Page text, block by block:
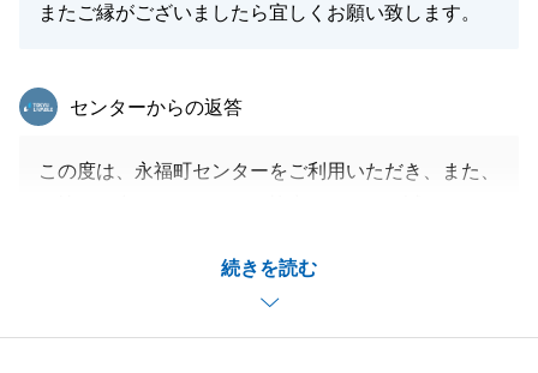
またご縁がございましたら宜しくお願い致します。
続きを読む
東急リバブル
センターからの返答
この度は、永福町センターをご利用いただき、また、
今回の取引は私共不動産仲介業者としても中々ない取
引でしたので、私も勉強させていただきました。
今後もまた、何かありましたらいつでもお声掛けくだ